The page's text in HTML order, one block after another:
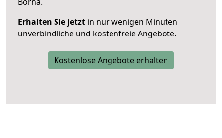
Erhalten Sie jetzt in nur wenigen Minuten
unverbindliche und kostenfreie Angebote.
Kostenlose Angebote erhalten